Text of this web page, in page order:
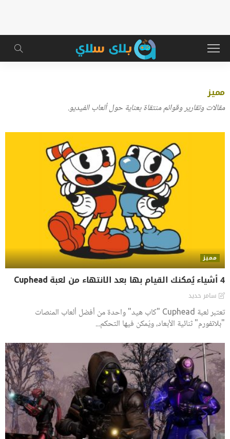
مميز
مقالات وتقارير وقوائم منتقاة بعناية حول ألعاب الفيديو.
مميز
4 أشياء يُمكنك القيام بها بعد الانتهاء من لعبة Cuphead
سامر حديد
تعتبر لعبة Cuphead "كاب هيد" واحدة من أفضل ألعاب المنصات
"بلاتفورم" ثنائية الأبعاد، ويُمكن فيها التحكم...